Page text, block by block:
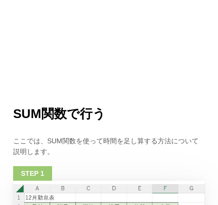
SUM関数で行う
ここでは、SUM関数を使って時間を足し算する方法について
説明します。